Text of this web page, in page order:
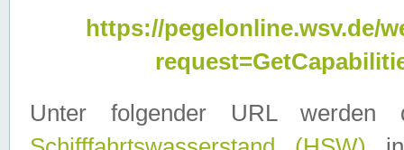
https://pegelonline.wsv.de/
Unter folgender URL